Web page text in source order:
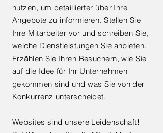
nutzen, um detaillierter über Ihre
Angebote zu informieren. Stellen Sie
Ihre Mitarbeiter vor und schreiben Sie,
welche Dienstleistungen Sie anbieten.
Erzählen Sie Ihren Besuchern, wie Sie
auf die Idee für Ihr Unternehmen
gekommen sind und was Sie von der
Konkurrenz unterscheidet.
Websites sind unsere Leidenschaft!